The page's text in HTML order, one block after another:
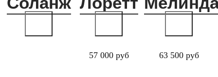
57 000 руб 63 500 руб